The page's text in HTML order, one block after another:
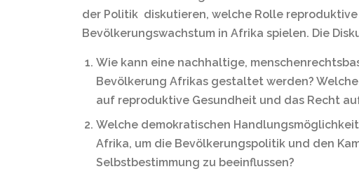
der Politik diskutieren, welche Rolle
Bevölkerungswachstum in Afrika spielen. Die
Wie kann eine nachhaltige,
Bevölkerung Afrikas gestaltet werden?
auf reproduktive Gesundheit und das Recht
Welche demokratischen
Afrika, um die Bevölkerungspolitik und den
Selbstbestimmung zu beeinflussen?